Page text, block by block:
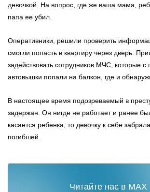
девочкой. На вопрос, где же ваша мама,
папа ее убил.
Оперативники, решили проверить
смогли попасть в квартиру через дверь.
задействовать сотрудников МЧС, которые
автовышки попали на балкон, где и
В настоящее время подозреваемый в
задержан. Он нигде не работает и ранее
касается ребенка, то девочку к себе
погибшей.
Читайте нас в MAX